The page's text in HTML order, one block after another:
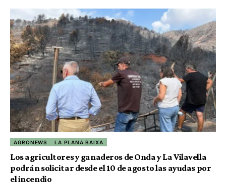
AGRONEWS LA PLANA BAIXA
Los agricultores y ganaderos de Onda y La Vilavella
podrán solicitar desde el 10 de agosto las ayudas por
el incendio